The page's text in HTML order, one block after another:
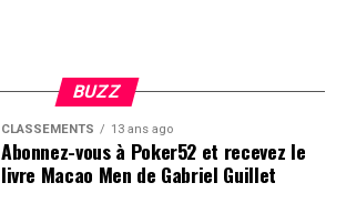
BUZZ
CLASSEMENTS 13 ans ago
Abonnez-vous à Poker52 et recevez le
livre Macao Men de Gabriel Guillet